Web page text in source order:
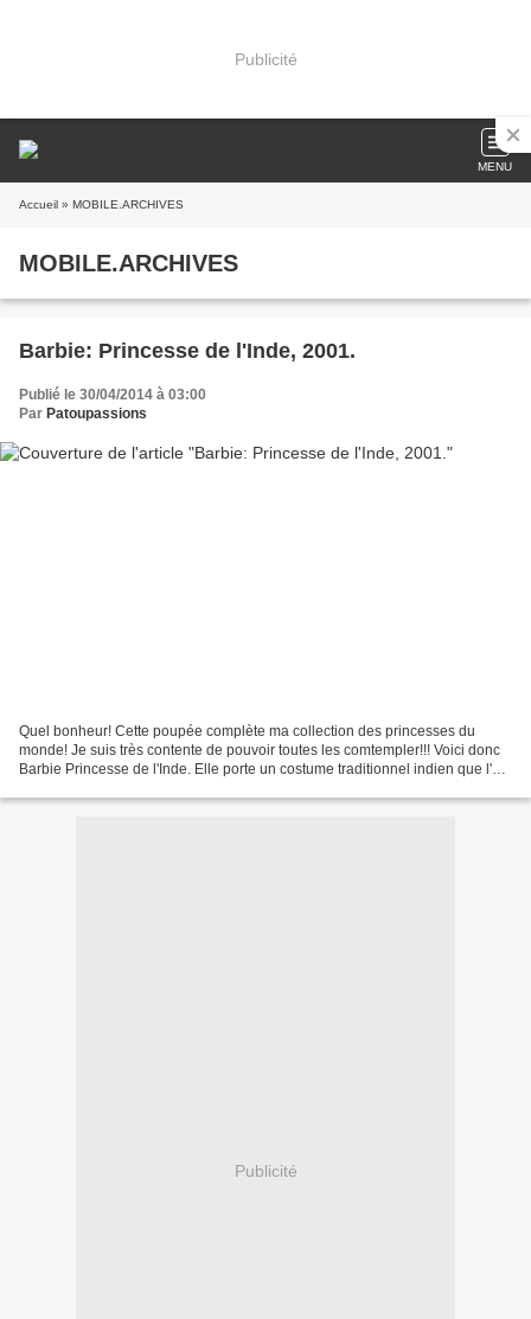
Publicité
MENU
Accueil » MOBILE.ARCHIVES
MOBILE.ARCHIVES
Barbie: Princesse de l'Inde, 2001.
Publié le 30/04/2014 à 03:00
Par Patoupassions
Quel bonheur! Cette poupée complète ma collection des princesses du
monde! Je suis très contente de pouvoir toutes les comtempler!!! Voici donc
Barbie Princesse de l'Inde. Elle porte un costume traditionnel indien que l'on
Publicité